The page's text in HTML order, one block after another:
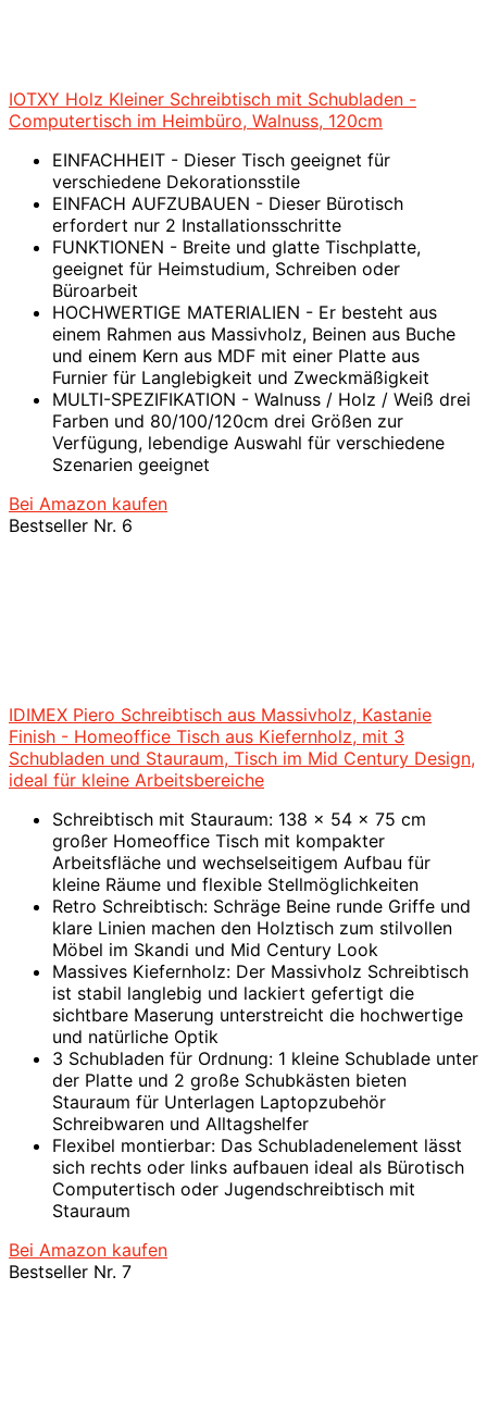
IOTXY Holz Kleiner Schreibtisch mit Schubladen -
Computertisch im Heimbüro, Walnuss, 120cm
EINFACHHEIT - Dieser Tisch geeignet für
verschiedene Dekorationsstile
EINFACH AUFZUBAUEN - Dieser Bürotisch
erfordert nur 2 Installationsschritte
FUNKTIONEN - Breite und glatte Tischplatte,
geeignet für Heimstudium, Schreiben oder
Büroarbeit
HOCHWERTIGE MATERIALIEN - Er besteht aus
einem Rahmen aus Massivholz, Beinen aus Buche
und einem Kern aus MDF mit einer Platte aus
Furnier für Langlebigkeit und Zweckmäßigkeit
MULTI-SPEZIFIKATION - Walnuss / Holz / Weiß drei
Farben und 80/100/120cm drei Größen zur
Verfügung, lebendige Auswahl für verschiedene
Szenarien geeignet
Bei Amazon kaufen
Bestseller Nr. 6
IDIMEX Piero Schreibtisch aus Massivholz, Kastanie
Finish - Homeoffice Tisch aus Kiefernholz, mit 3
Schubladen und Stauraum, Tisch im Mid Century Design,
ideal für kleine Arbeitsbereiche
Schreibtisch mit Stauraum: 138 x 54 x 75 cm
großer Homeoffice Tisch mit kompakter
Arbeitsfläche und wechselseitigem Aufbau für
kleine Räume und flexible Stellmöglichkeiten
Retro Schreibtisch: Schräge Beine runde Griffe und
klare Linien machen den Holztisch zum stilvollen
Möbel im Skandi und Mid Century Look
Massives Kiefernholz: Der Massivholz Schreibtisch
ist stabil langlebig und lackiert gefertigt die
sichtbare Maserung unterstreicht die hochwertige
und natürliche Optik
3 Schubladen für Ordnung: 1 kleine Schublade unter
der Platte und 2 große Schubkästen bieten
Stauraum für Unterlagen Laptopzubehör
Schreibwaren und Alltagshelfer
Flexibel montierbar: Das Schubladenelement lässt
sich rechts oder links aufbauen ideal als Bürotisch
Computertisch oder Jugendschreibtisch mit
Stauraum
Bei Amazon kaufen
Bestseller Nr. 7